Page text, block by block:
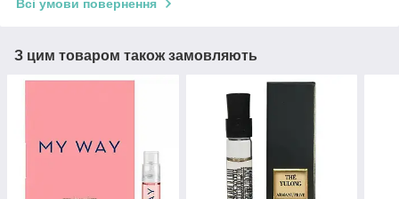
Всі умови повернення
З цим товаром також замовляють